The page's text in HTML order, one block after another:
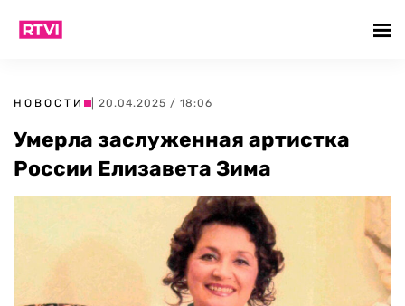
НОВОСТИ | 20.04.2025 / 18:06
Умерла заслуженная артистка
России Елизавета Зима